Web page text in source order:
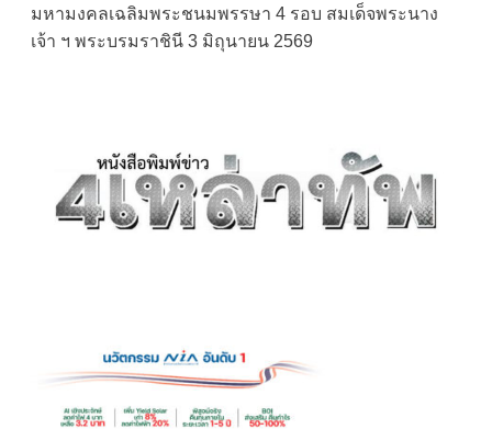
มหามงคลเฉลิมพระชนมพรรษา 4 รอบ สมเด็จพระนาง
เจ้า ฯ พระบรมราชินี 3 มิถุนายน 2569